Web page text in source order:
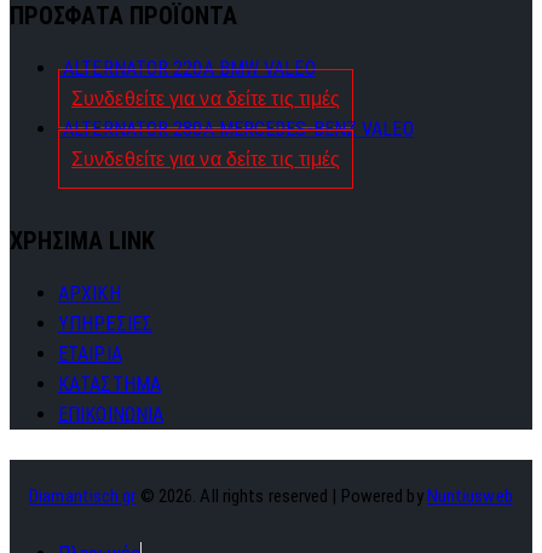
ΠΡΟΣΦΑΤΑ ΠΡΟΪΟΝΤΑ
ALTERNATOR 220A BMW VALEO
Συνδεθείτε για να δείτε τις τιμές
ALTERNATOR 280A MERCEDES-BENZ VALEO
Συνδεθείτε για να δείτε τις τιμές
ΧΡΗΣΙΜΑ LINK
ΑΡΧΙΚΗ
ΥΠΗΡΕΣΙΕΣ
ΕΤΑΙΡΙΑ
ΚΑΤΑΣΤΗΜΑ
ΕΠΙΚΟΙΝΩΝΙΑ
Diamantisch.gr © 2026. All rights reserved | Powered by Nuntiusweb